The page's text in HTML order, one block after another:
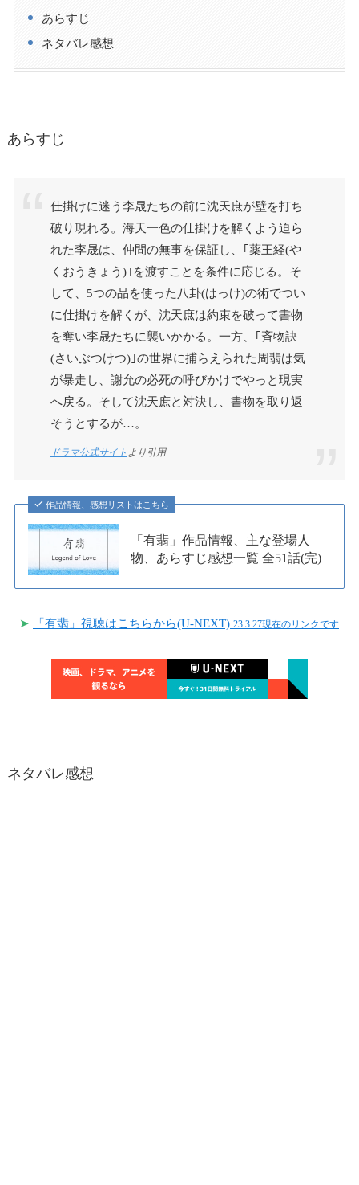
あらすじ
ネタバレ感想
あらすじ
仕掛けに迷う李晟たちの前に沈天庶が壁を打ち
破り現れる。海天一色の仕掛けを解くよう迫ら
れた李晟は、仲間の無事を保証し、｢薬王経(や
くおうきょう)｣を渡すことを条件に応じる。そ
して、5つの品を使った八卦(はっけ)の術でつい
に仕掛けを解くが、沈天庶は約束を破って書物
を奪い李晟たちに襲いかかる。一方、｢斉物訣
(さいぶつけつ)｣の世界に捕らえられた周翡は気
が暴走し、謝允の必死の呼びかけでやっと現実
へ戻る。そして沈天庶と対決し、書物を取り返
そうとするが…。
ドラマ公式サイト より引用
作品情報、感想リストはこちら
「有翡」作品情報、主な登場人
物、あらすじ感想一覧 全51話(完)
➤ 「有翡」視聴はこちらから(U-NEXT) 23.3.27現在のリンクです
ネタバレ感想